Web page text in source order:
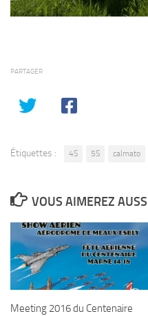
PARTAGER
Étiquettes : 4S 5S calmato
VOUS AIMEREZ
Meeting 2016 du Centenaire